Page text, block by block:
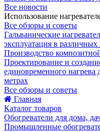
Все новости
Использование
Все обзоры и советы
Гальванические
эксплуатация в
Производство
Проектирование и
единовременного нагрева
метрах
Все обзоры и советы
Главная
Каталог товаров
Обогреватели для дома,
Промышленные